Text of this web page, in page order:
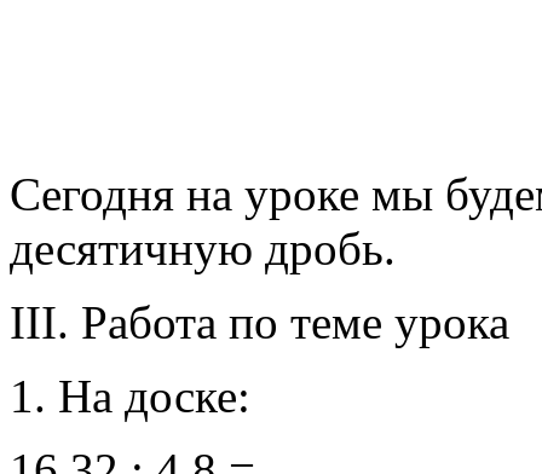
Сегодня на уроке мы
десятичную дробь.
III. Работа по теме урока
1. На доске: